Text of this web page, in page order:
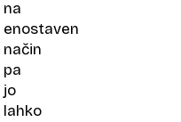
na
enostaven
način
pa
jo
lahko